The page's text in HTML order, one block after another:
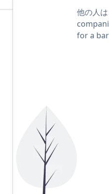
他の人
for a